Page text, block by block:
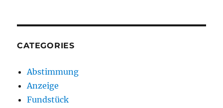
CATEGORIES
Abstimmung
Anzeige
Fundstück